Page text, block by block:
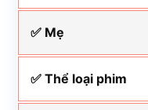
✅ Mẹ
✅ Thể loại phim